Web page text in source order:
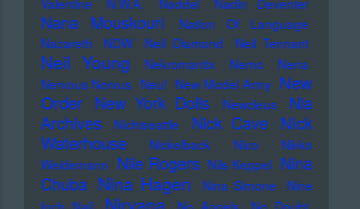
Valentine
N.W.A. Naddel Nadin Deventer
Nana Mouskouri
Nation Of Language
Nazareth
NDW Neil Diamond Neil Tennant
Neil Young Nekromantix Nemo
Nena
Nervous Norvus Neu! New Model Army New
Order New York Dolls Newcleus
Nia
Archives
Nichtseattle Nick Cave
Nick
Waterhouse
Nickelback Nico
Nikko
Weidemann Nile Rogers Nils Keppel Nina
Chuba Nina Hagen Nina Simone
Nine